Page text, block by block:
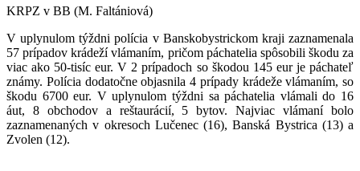
KRPZ v BB (M. Faltániová)
V uplynulom týždni polícia v Banskobystrickom kraji zaznamenala
57 prípadov krádeží vlámaním, pričom páchatelia spôsobili škodu za
viac ako 50-tisíc eur. V 2 prípadoch so škodou 145 eur je páchateľ
známy. Polícia dodatočne objasnila 4 prípady krádeže vlámaním, so
škodu 6700 eur. Vuplynulom týždni sa páchatelia vlámali do 16
áut, 8 obchodov a reštaurácií, 5 bytov. Najviac vlámaní bolo
zaznamenaných v okresoch Lučenec (16), Banská Bystrica (13) a
Zvolen (12).